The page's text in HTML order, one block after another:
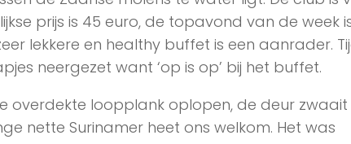
prijs is 45 euro, de topavond van de week
lekkere en healthy buffet is een aanrader.
neergezet want ‘op is op’ bij het buffet.
loopplank oplopen, de deur
nette Surinamer heet ons welkom. Het was